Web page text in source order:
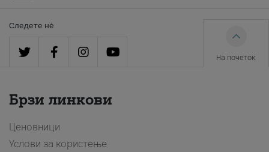
Следете нè
На почеток
Брзи линкови
Ценовници
Услови за користење